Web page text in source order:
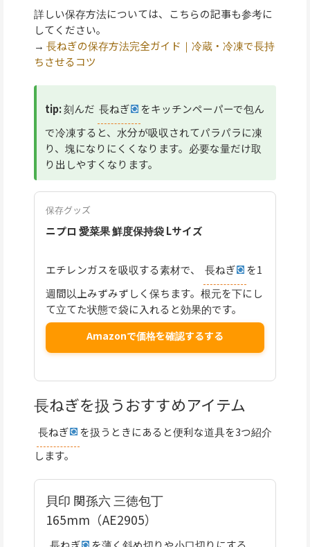
詳しい保存方法については、こちらの記事も参考に
してください。
→ 長ねぎの保存方法完全ガイド｜冷蔵・冷凍で長持
ちさせるコツ
tip:刻んだ 長ねぎ
をキッチンペーパーで包ん
で冷凍すると、水分が吸収されてパラパラに凍
り、塊になりにくくなります。必要な量だけ取
り出しやすくなります。
保存グッズ
ニプロ 愛菜果 鮮度保持袋 Lサイズ
エチレンガスを吸収する素材で、 長ねぎ
を1
週間以上みずみずしく保ちます。根元を下にし
て立てた状態で袋に入れると効果的です。
Amazonで価格を確認するする
長ねぎを扱うおすすめアイテム
長ねぎ
を扱うときにあると便利な道具を3つ紹介
します。
貝印 関孫六 三徳包丁
165mm（AE2905）